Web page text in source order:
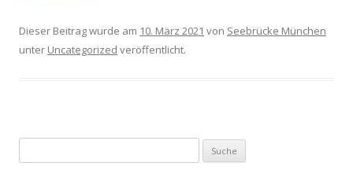
Dieser Beitrag wurde am 10. März 2021 von Seebrücke München
unter Uncategorized veröffentlicht.
u